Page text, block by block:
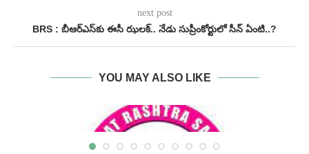
next post
BRS : బీఆర్ఎస్‌కు ఈసీ ఝలక్.. నేడు సుప్రీంకోర్టులో సీన్ ఏంటి..?
YOU MAY ALSO LIKE